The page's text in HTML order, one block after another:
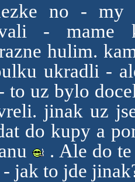
no - my
- mame
hulim.
ukradli -
to uz bylo
jinak uz
do kupy a
. Ale do
jak to jde